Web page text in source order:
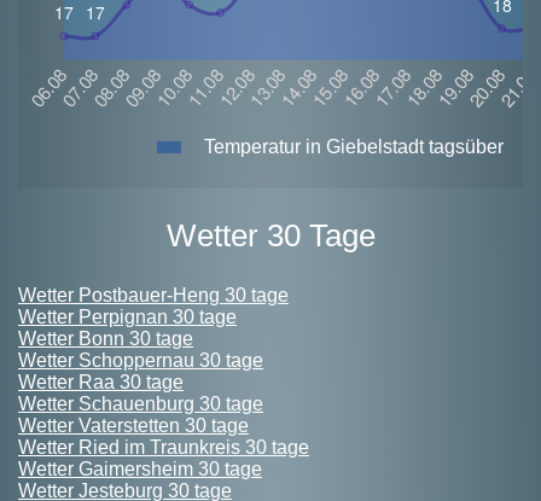
Temperatur in Giebelstadt tagsüber
Wetter 30 Tage
Wetter Postbauer-Heng 30 tage
Wetter Perpignan 30 tage
Wetter Bonn 30 tage
Wetter Schoppernau 30 tage
Wetter Raa 30 tage
Wetter Schauenburg 30 tage
Wetter Vaterstetten 30 tage
Wetter Ried im Traunkreis 30 tage
Wetter Gaimersheim 30 tage
Wetter Jesteburg 30 tage